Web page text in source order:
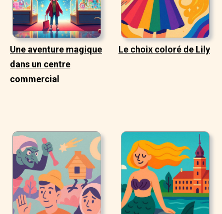
Une aventure magique
dans un centre
commercial
Le choix coloré de Lily